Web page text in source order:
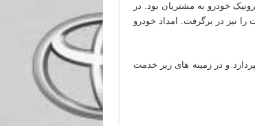
خودرو به مشتریان بود. در
نیز در برگرفت. امداد خودرو
و در زمینه های زیر خدمت